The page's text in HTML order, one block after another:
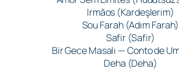
Irmãos (Kardeşlerim)
Sou Farah (Adım Farah)
Safir (Safir)
Bir Gece Masalı — Conto de
Deha (Deha)